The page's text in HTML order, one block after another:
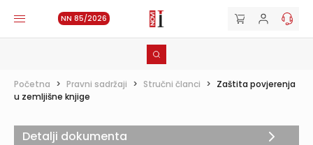
NN 85/2026
Početna > Pravni sadržaji > Stručni članci > Zaštita povjerenja
u zemljišne knjige
Detalji dokumenta